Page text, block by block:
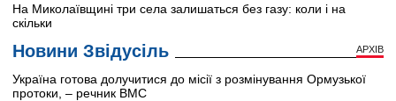
На Миколаївщині три села залишаться без газу: коли і на
скільки
Новини Звідусіль АРХІВ
Україна готова долучитися до місії з розмінування Ормузької
протоки, – речник ВМС